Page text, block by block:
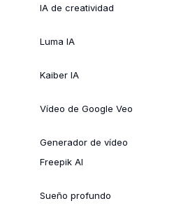
IA de creatividad
Luma IA
Kaiber IA
Vídeo de Google Veo
Generador de vídeo
Freepik AI
Sueño profundo